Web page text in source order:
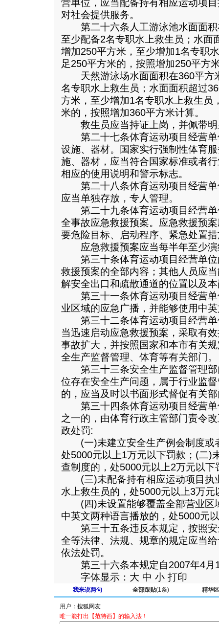
营单位，应当配备持有相应运动项
对社会提供服务。
第二十六条人工游泳池水面面积
至少配备2名专职水上救生员；水面
增加250平方米，至少增加1名专职
足250平方米的，按照增加250平方
天然游泳场水面面积在360平方
名专职水上救生员；水面面积超过
方米，至少增加1名专职水上救生员
米的，按照增加360平方米计算。
救生员应当持证上岗，并佩带明
第二十七条体育运动项目经营单
设施、器材。国家实行强制性体育
施、器材，应当符合国家标准或者
相应的使用说明和警示标志。
第二十八条体育运动项目经营单
应当单独存放，专人管理。
第二十九条体育运动项目经营单
全事故应急救援预案。应急救援预
要危险目标、启动程序、紧急处置
应急救援预案应当每半年至少演
第三十条体育运动项目经营单位
救援预案的全部内容；其他人员应
解安全出口和疏散通道的位置以及
第三十一条体育运动项目经营单
业区域的应急广播，并能够使用中
第三十二条体育运动项目经营单
当迅速启动应急救援预案，采取有
事故扩大，并按照国家和本市有关
全生产监督管理、体育等有关部门。
第三十三条安全生产监督管理部
位存在安全生产问题，属于行业监
的，应当及时以书面形式督促有关
第三十四条体育运动项目经营单
之一的，由体育行政主管部门责令
政处罚:
(一)未建立安全生产例会制度或
处5000元以上1万元以下罚款；(二)
查制度的，处5000元以上2万元以下
(三)未配备持有相应运动项目执
水上救生员的，处5000元以上3万元
(四)未设置能够覆盖全部营业区
中英文两种语言播放的，处5000元
第三十五条违反本规定，按照安
全等法律、法规、规章的规定应当
依法处罚。
第三十六条本规定自2007年4月
字体显示：大 中 小 打印
我来说两句 全部跟贴(1条) 精华区
用户：
唯一能打出【范特西】的输入法！